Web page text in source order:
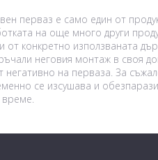
перваз е само един от
на още много други
от конкретно използваната
неговия монтаж в своя
негативно на перваза. За
се изсушава и
време.